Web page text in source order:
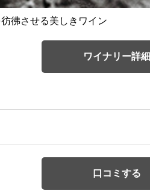
彿させる美しきワイン
ワイナリー詳細
口コミする